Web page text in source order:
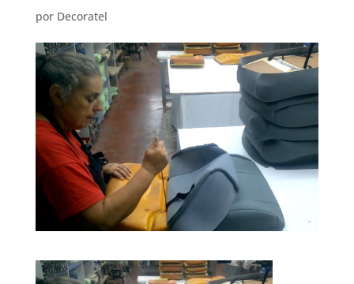
por Decoratel